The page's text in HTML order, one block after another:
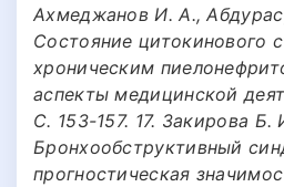
Ахмеджанов И. А.,
Состояние цитокинового
хроническим
аспекты медицинской
С. 153-157. 17. Закирова Б.
Бронхообструктивный
прогностическая